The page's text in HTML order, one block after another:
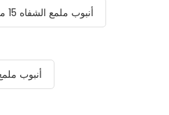
أنبوب ملمع الشفاه 15 مل
أنبوب